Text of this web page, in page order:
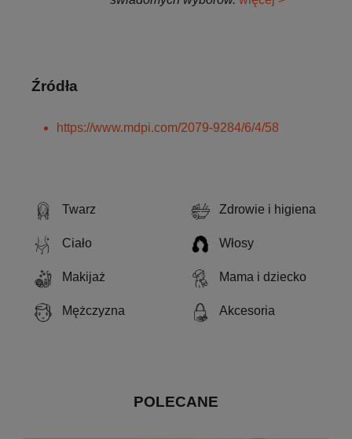
Twarz Zdrowie i higiena
Ciało Włosy
Makijaż Mama i dziecko
Mężczyzna Akcesoria
POLECANE
Źródła
https://www.mdpi.com/2079-9284/6/4/58